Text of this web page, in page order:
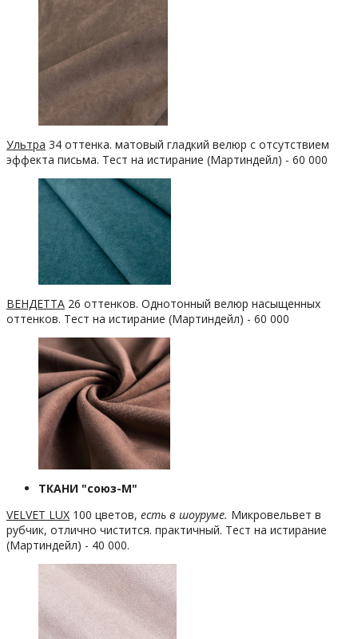
Ультра 34 оттенка. матовый гладкий велюр с отсутствием
эффекта письма. Тест на истирание (Мартиндейл) - 60 000
ВЕНДЕТТА 26 оттенков. Однотонный велюр насыщенных
оттенков. Тест на истирание (Мартиндейл) - 60 000
ТКАНИ "союз-М"
VELVET LUX 100 цветов, есть в шоуруме. Микровельвет в
рубчик, отлично чистится. практичный. Тест на истирание
(Мартиндейл) - 40 000.